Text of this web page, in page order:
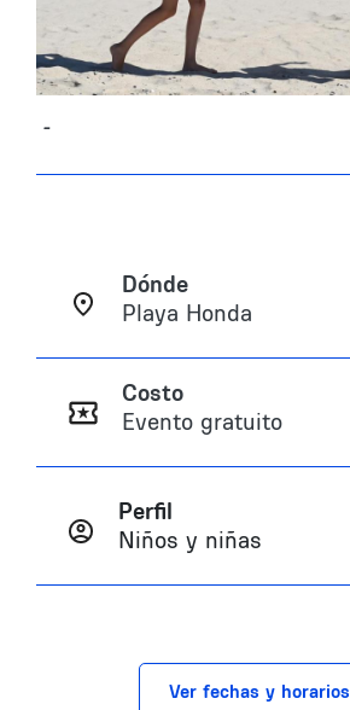
-
Dónde
Playa Honda
Costo
Evento gratuito
Perfil
Niños y niñas
Ver fechas y horarios